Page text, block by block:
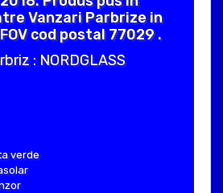
Vanzari Parbrize in
cod postal 77029 .
: NORDGLASS
verde